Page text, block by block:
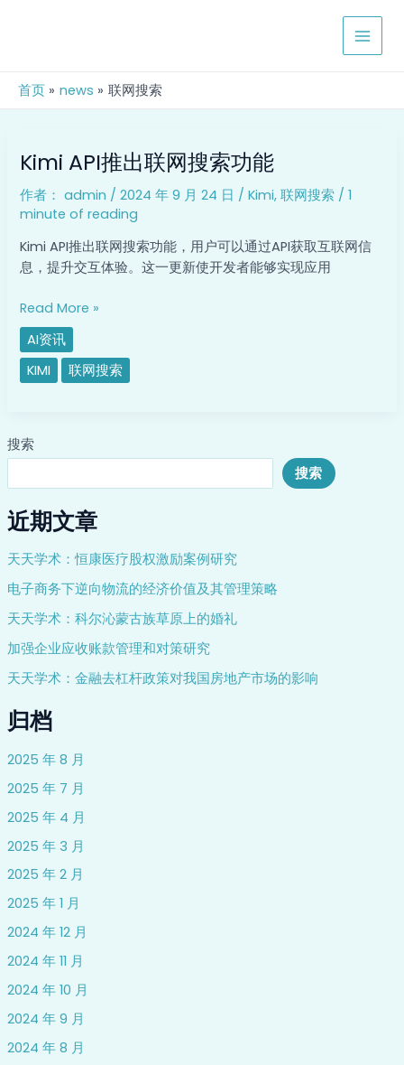
MAIN
首页 news 联网搜索
搜索
搜索
近期文章
天天学术：恒康医疗股权激励案例研究
电子商务下逆向物流的经济价值及其管理策略
天天学术：科尔沁蒙古族草原上的婚礼
加强企业应收账款管理和对策研究
天天学术：金融去杠杆政策对我国房地产市场的影响
归档
2025 年 8 月
2025 年 7 月
2025 年 4 月
2025 年 3 月
2025 年 2 月
2025 年 1 月
2024 年 12 月
2024 年 11 月
2024 年 10 月
2024 年 9 月
2024 年 8 月
Kimi API推出联网搜索功能
作者： admin /2024 年 9 月 24 日 /Kimi,联网搜索 /1
minute of reading
Kimi API推出联网搜索功能，用户可以通过API获取互联网信
息，提升交互体验。这一更新使开发者能够实现应用
API
出
联
网
搜
功
能
Read More »
AI资讯
KIMI
联网搜索